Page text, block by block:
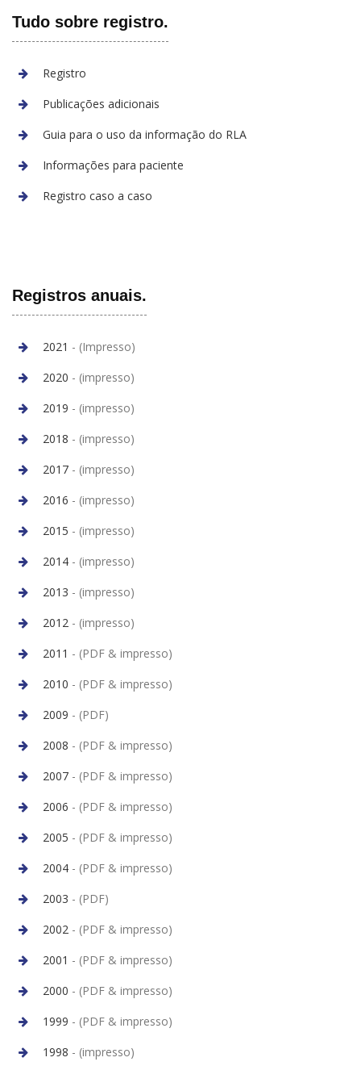
Tudo sobre registro.
Registro
Publicações adicionais
Guia para o uso da informação do RLA
Informações para paciente
Registro caso a caso
Registros anuais.
2021 - (Impresso)
2020 - (impresso)
2019 - (impresso)
2018 - (impresso)
2017 - (impresso)
2016 - (impresso)
2015 - (impresso)
2014 - (impresso)
2013 - (impresso)
2012 - (impresso)
2011 - (PDF & impresso)
2010 - (PDF & impresso)
2009 - (PDF)
2008 - (PDF & impresso)
2007 - (PDF & impresso)
2006 - (PDF & impresso)
2005 - (PDF & impresso)
2004 - (PDF & impresso)
2003 - (PDF)
2002 - (PDF & impresso)
2001 - (PDF & impresso)
2000 - (PDF & impresso)
1999 - (PDF & impresso)
1998 - (impresso)